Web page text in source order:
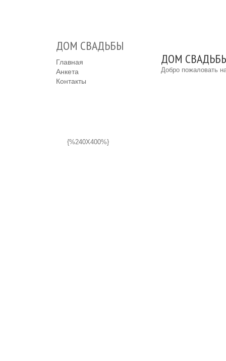
ДОМ СВАДЬБЫ
Главная
Анкета
Контакты
{%240X400%}
ДОМ СВАДЬБЫ:
Добро пожаловать